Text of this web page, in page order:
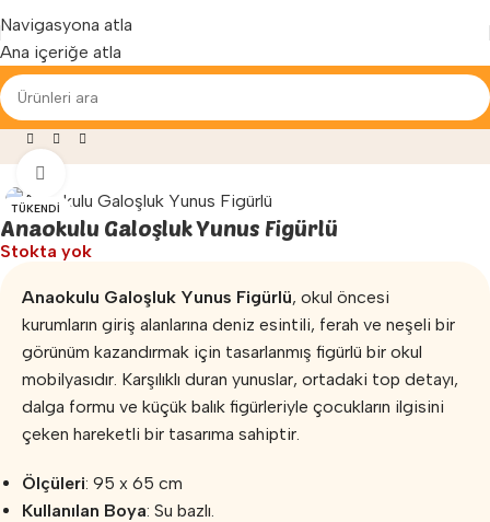
Navigasyona atla
Ana içeriğe atla
Yenilenen arayüzümüz ile hizmetinizdeyiz...
» Anaokulu Galoşluk
TÜKENDI
Anaokulu Galoşluk Yunus Figürlü
Stokta yok
Anaokulu Galoşluk Yunus Figürlü, okul öncesi
kurumların giriş alanlarına deniz esintili, ferah ve neşeli bir
görünüm kazandırmak için tasarlanmış figürlü bir okul
mobilyasıdır. Karşılıklı duran yunuslar, ortadaki top detayı,
dalga formu ve küçük balık figürleriyle çocukların ilgisini
çeken hareketli bir tasarıma sahiptir.
Ölçüleri: 95 x 65 cm
Kullanılan Boya: Su bazlı.